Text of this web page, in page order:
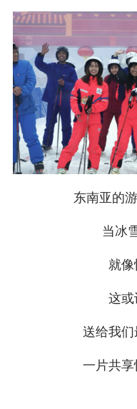
东南亚的
当冰
就像
这或
送给我
一片共享